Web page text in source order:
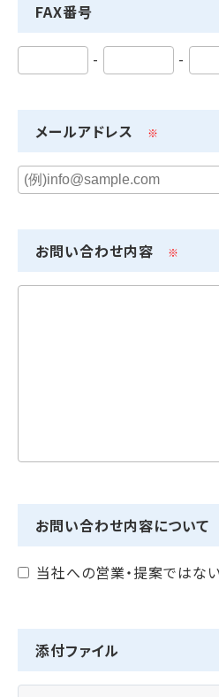
FAX番号
- -
メールアドレス ※
お問い合わせ内容 ※
お問い合わせ内容について
当社への営業・提案ではな
添付ファイル